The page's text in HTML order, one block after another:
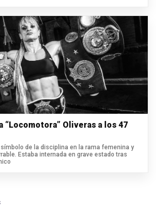
“Locomotora” Oliveras a los 47
de la disciplina en la rama femenina y
Estaba internada en grave estado tras